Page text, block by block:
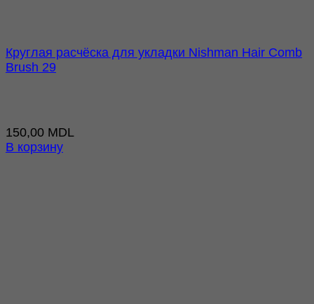
Круглая расчёска для укладки Nishman Hair Comb
Brush 29
150,00 MDL
В корзину